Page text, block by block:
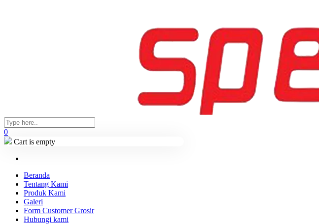
0
Cart is empty
Beranda
Tentang Kami
Produk Kami
Galeri
Form Customer Grosir
Hubungi kami